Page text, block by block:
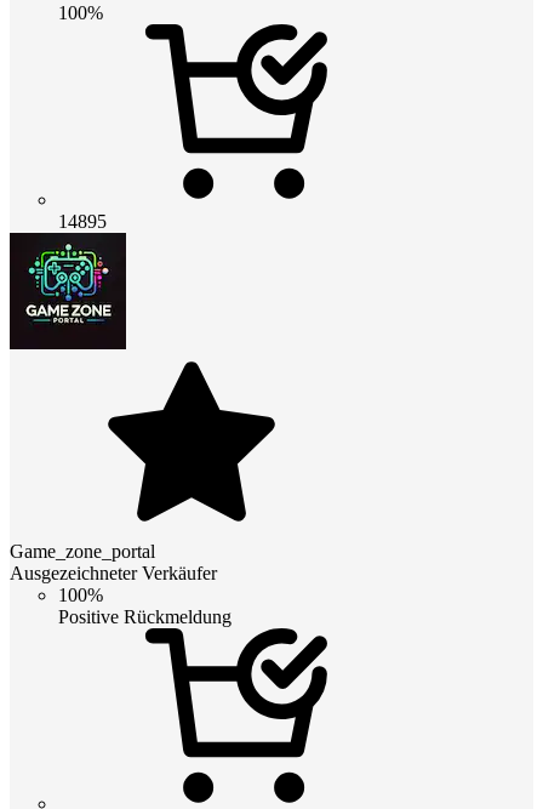
100%
14895
Game_zone_portal
Ausgezeichneter Verkäufer
100%
Positive Rückmeldung